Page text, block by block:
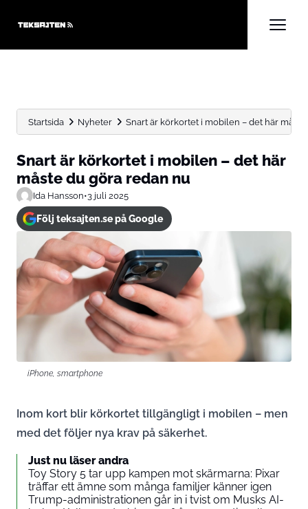
Startsida Nyheter Snart är körkortet i mobilen – det här måste
Snart är körkortet i mobilen – det här
måste du göra redan nu
Ida Hansson•3 juli 2025
Följ teksajten.se på Google
iPhone, smartphone
Inom kort blir körkortet tillgängligt i mobilen – men
med det följer nya krav på säkerhet.
Just nu läser andra
Toy Story 5 tar upp kampen mot skärmarna: Pixar
träffar ett ämne som många familjer känner igen
Trump-administrationen går in i tvist om Musks AI-